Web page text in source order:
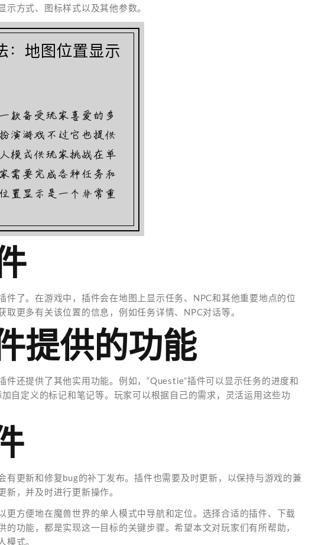
方式、图标样式以及其他参数。
件了。在游戏中，插件会在地图上显示任务、NPC和其他重要地点的位
更多有关该位置的信息，例如任务详情、NPC对话等。
提供的功能
件还提供了其他实用功能。例如，“Questie”插件可以显示任务的进度和
自定义的标记和笔记等。玩家可以根据自己的需求，灵活运用这些功
有更新和修复bug的补丁发布。插件也需要及时更新，以保持与游戏的兼
，并及时进行更新操作。
更方便地在魔兽世界的单人模式中导航和定位。选择合适的插件、下载
的功能，都是实现这一目标的关键步骤。希望本文对玩家们有所帮助，
模式。